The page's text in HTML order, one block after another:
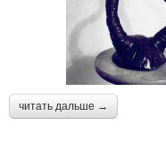
читать дальше →